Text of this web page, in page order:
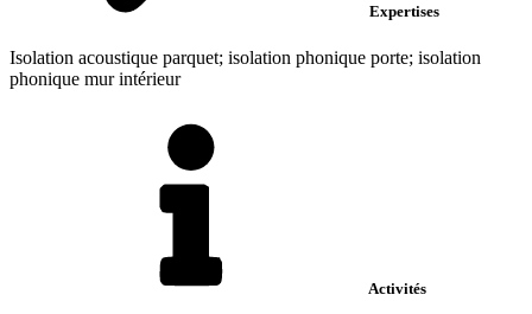
Expertises
Isolation acoustique parquet; isolation phonique porte; isolation
phonique mur intérieur
Activités